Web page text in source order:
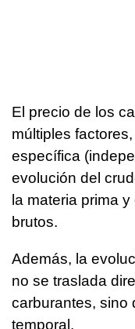
El precio de los
múltiples
específica
evolución del
la materia prima
brutos.
Además, la
no se traslada
carburantes, sino
temporal.